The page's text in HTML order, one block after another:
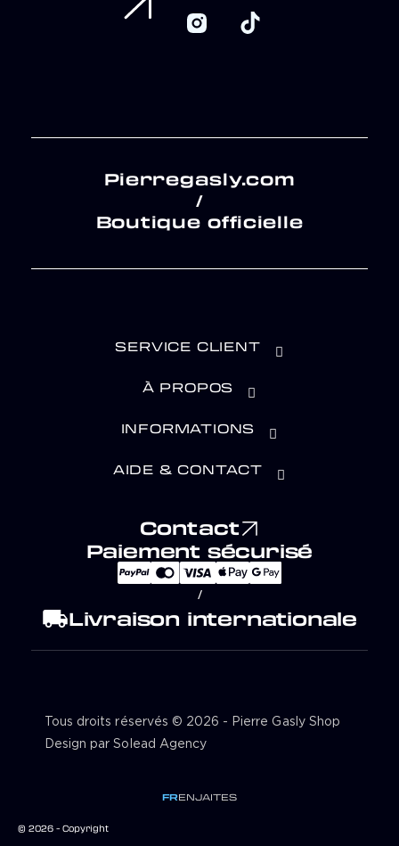
Pierregasly.com
/
Boutique officielle
SERVICE CLIENT
À PROPOS
INFORMATIONS
AIDE & CONTACT
Contact
Paiement sécurisé
/
local_shippingLivraison internationale
Tous droits réservés © 2026 - Pierre Gasly Shop
Design par Solead Agency
FRENJAITES
© 2026 - Copyright